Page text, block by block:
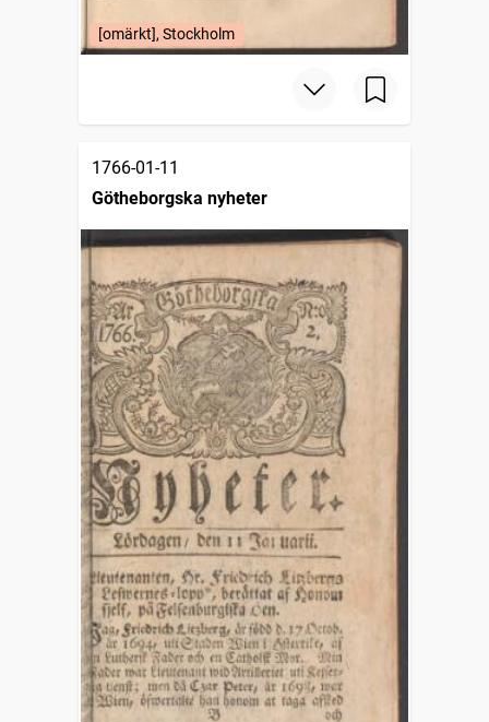
[omärkt], Stockholm
1766-01-11
Götheborgska nyheter